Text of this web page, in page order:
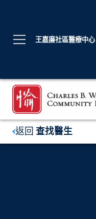
王嘉廉社區醫療中心
返回 查找醫生